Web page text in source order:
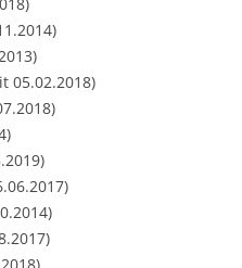
05.02.2018)